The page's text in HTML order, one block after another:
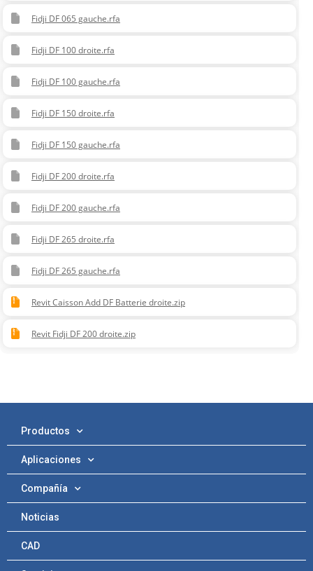
Fidji DF 065 gauche.rfa
Fidji DF 100 droite.rfa
Fidji DF 100 gauche.rfa
Fidji DF 150 droite.rfa
Fidji DF 150 gauche.rfa
Fidji DF 200 droite.rfa
Fidji DF 200 gauche.rfa
Fidji DF 265 droite.rfa
Fidji DF 265 gauche.rfa
Revit Caisson Add DF Batterie droite.zip
Revit Fidji DF 200 droite.zip
Productos
Aplicaciones
Compañía
Noticias
CAD